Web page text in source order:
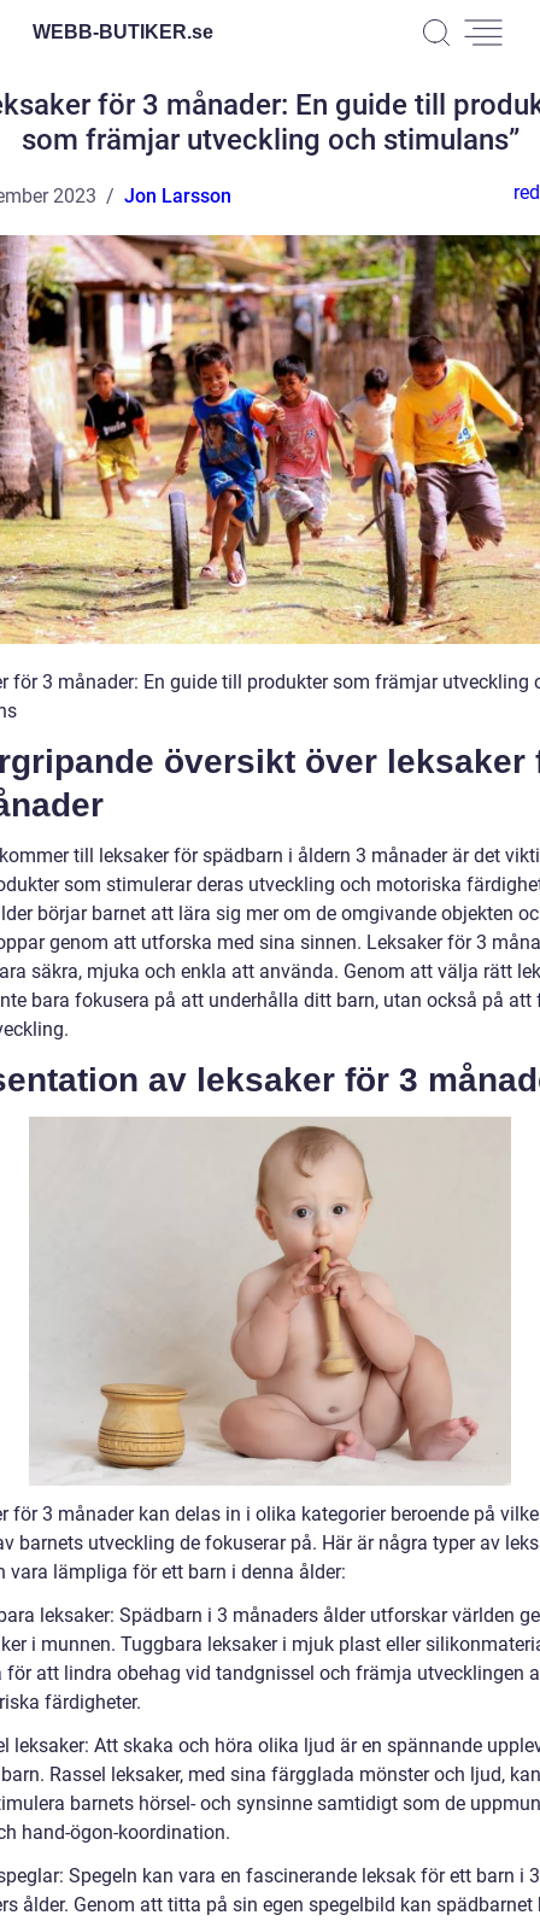
WEBB-BUTIKER.se
för 3 månader: En guide till
som främjar utveckling och stimulans”
2023 Jon Larsson
för 3 månader: En guide till produkter som främjar utveckling
översikt över leksaker
till leksaker för spädbarn i åldern 3 månader är det
som stimulerar deras utveckling och motoriska
börjar barnet att lära sig mer om de omgivande objekten
genom att utforska med sina sinnen. Leksaker för 3
säkra, mjuka och enkla att använda. Genom att välja rätt
bara fokusera på att underhålla ditt barn, utan också på att
av leksaker för 3
för 3 månader kan delas in i olika kategorier beroende på
barnets utveckling de fokuserar på. Här är några typer av
vara lämpliga för ett barn i denna ålder:
leksaker: Spädbarn i 3 månaders ålder utforskar världen
i munnen. Tuggbara leksaker i mjuk plast eller
för att lindra obehag vid tandgnissel och främja utvecklingen
färdigheter.
leksaker: Att skaka och höra olika ljud är en spännande
Rassel leksaker, med sina färgglada mönster och ljud,
barnets hörsel- och synsinne samtidigt som de
hand-ögon-koordination.
Spegeln kan vara en fascinerande leksak för ett barn i 3
ålder. Genom att titta på sin egen spegelbild kan spädbarnet